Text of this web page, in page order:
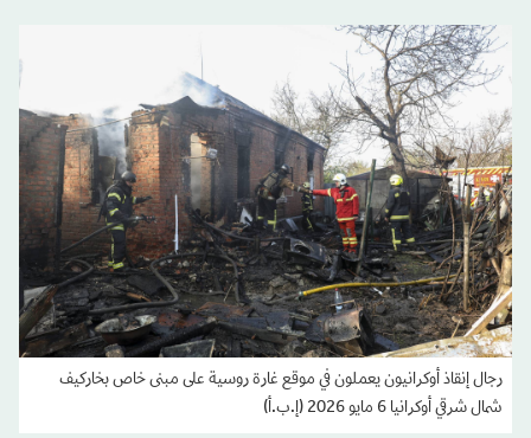
رجال إنقاذ أوكرانيون يعملون في موقع غارة روسية على مبنى خاص بخاركيف
شمال شرقي أوكرانيا 6 مايو 2026 (إ.ب.أ)